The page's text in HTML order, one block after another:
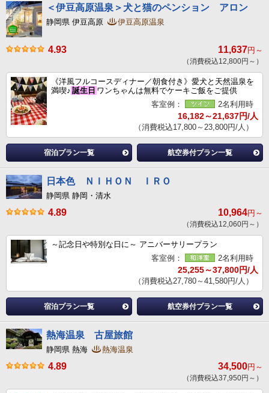
＜伊豆高原温泉＞犬と猫のペンション アロン
静岡県 伊豆高原 伊豆高原温泉
4.93 11,637円～
（消費税込12,800円～）
《洋風フルコースディナー／朝食付き》愛犬と天然温泉を
満喫♪ 誕生日 ワンちゃんは無料でケーキご飯をご提供
客室例：
2名利用時
16,182～21,637円/人
（消費税込17,800～23,800円/人）
宿泊プラン一覧 航空券付プラン一覧
日本色 ＮＩＨＯＮ ＩＲＯ
静岡県 静岡・清水
4.89 10,964円～
（消費税込12,060円～）
～記念日や特別な日に～ アニバーサリープラン
客室例：
2名利用時
25,255～37,800円/人
（消費税込27,780～41,580円/人）
宿泊プラン一覧 航空券付プラン一覧
熱海温泉 古屋旅館
静岡県 熱海 熱海温泉
4.89 34,500円～
（消費税込37,950円～）